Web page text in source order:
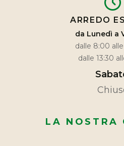
ARREDO
da Lunedì a
dalle 8:00
dalle 13:30
LA NOSTRA